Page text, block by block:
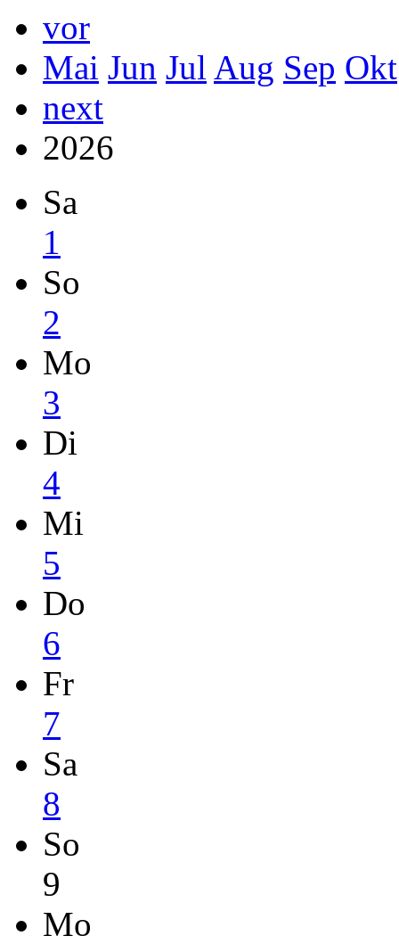
vor
Mai Jun Jul Aug Sep Okt
next
2026
Sa
1
So
2
Mo
3
Di
4
Mi
5
Do
6
Fr
7
Sa
8
So
9
Mo